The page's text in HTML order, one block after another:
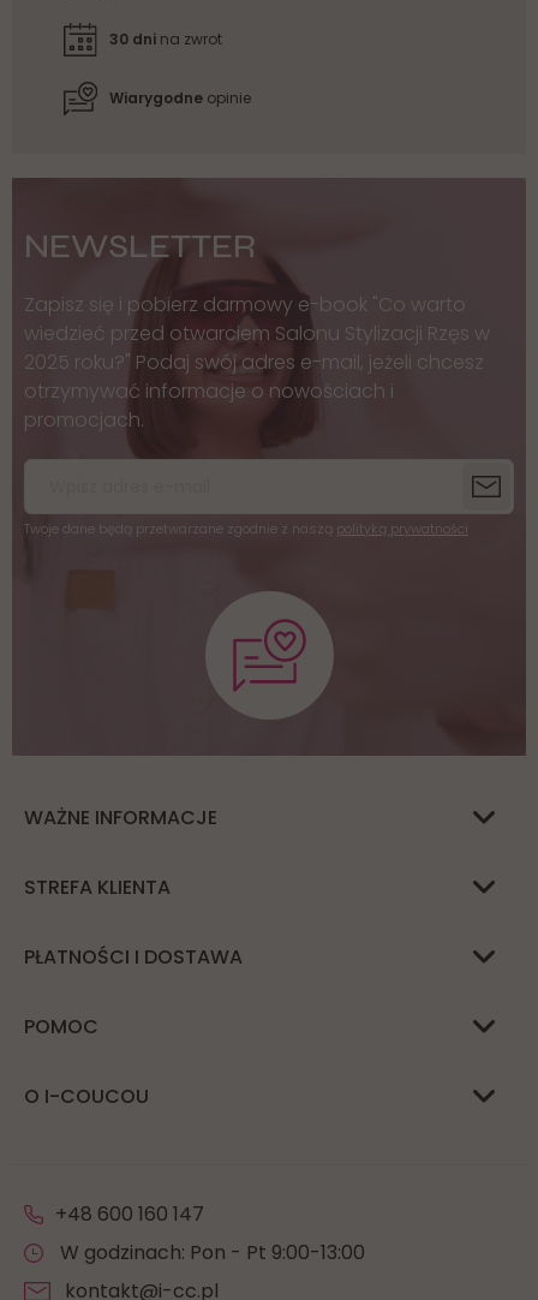
30 dni na zwrot
Wiarygodne opinie
NEWSLETTER
Zapisz się i pobierz darmowy e-book "Co warto
wiedzieć przed otwarciem Salonu Stylizacji Rzęs w
2025 roku?" Podaj swój adres e-mail, jeżeli chcesz
otrzymywać informacje o nowościach i
promocjach.
Twoje dane będą przetwarzane zgodnie z naszą polityką prywatności
WAŻNE INFORMACJE
STREFA KLIENTA
PŁATNOŚCI I DOSTAWA
POMOC
O I-COUCOU
+48 600 160 147
W godzinach: Pon - Pt 9:00-13:00
kontakt@i-cc.pl